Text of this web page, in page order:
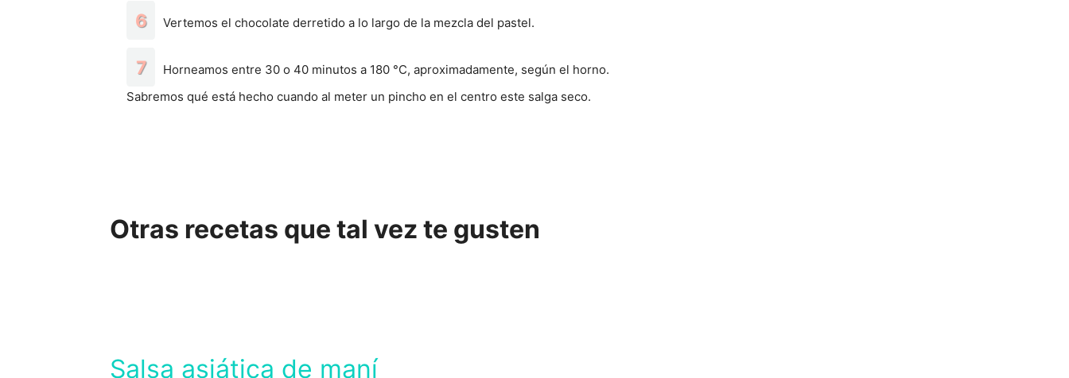
Vertemos el chocolate derretido a lo largo de la mezcla del pastel.
Horneamos entre 30 o 40 minutos a 180 °C, aproximadamente, según el horno.
Sabremos qué está hecho cuando al meter un pincho en el centro este salga seco.
Otras recetas que tal vez te gusten
Salsa asiática de maní